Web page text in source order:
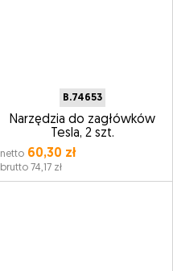
B.74653
Narzędzia do zagłówków
Tesla, 2 szt.
netto60,30 zł
brutto 74,17 zł